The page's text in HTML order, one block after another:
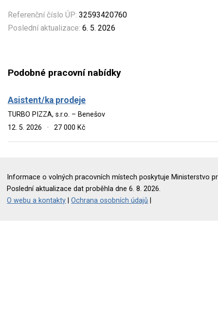
Referenční číslo ÚP: 32593420760
Poslední aktualizace: 6. 5. 2026
Podobné pracovní nabídky
Asistent/ka prodeje
TURBO PIZZA, s.r.o. – Benešov
12. 5. 2026
· 27 000 Kč
Informace o volných pracovních místech poskytuje Ministerstvo
Poslední aktualizace dat proběhla dne 6. 8. 2026.
O webu a kontakty |Ochrana osobních údajů